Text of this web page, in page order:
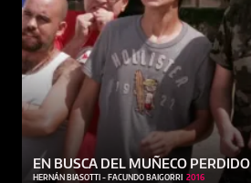
EN BUSCA DEL MUÑECO PERDIDO
HERNÁN BIASOTTI - FACUNDO BAIGORRI 2016